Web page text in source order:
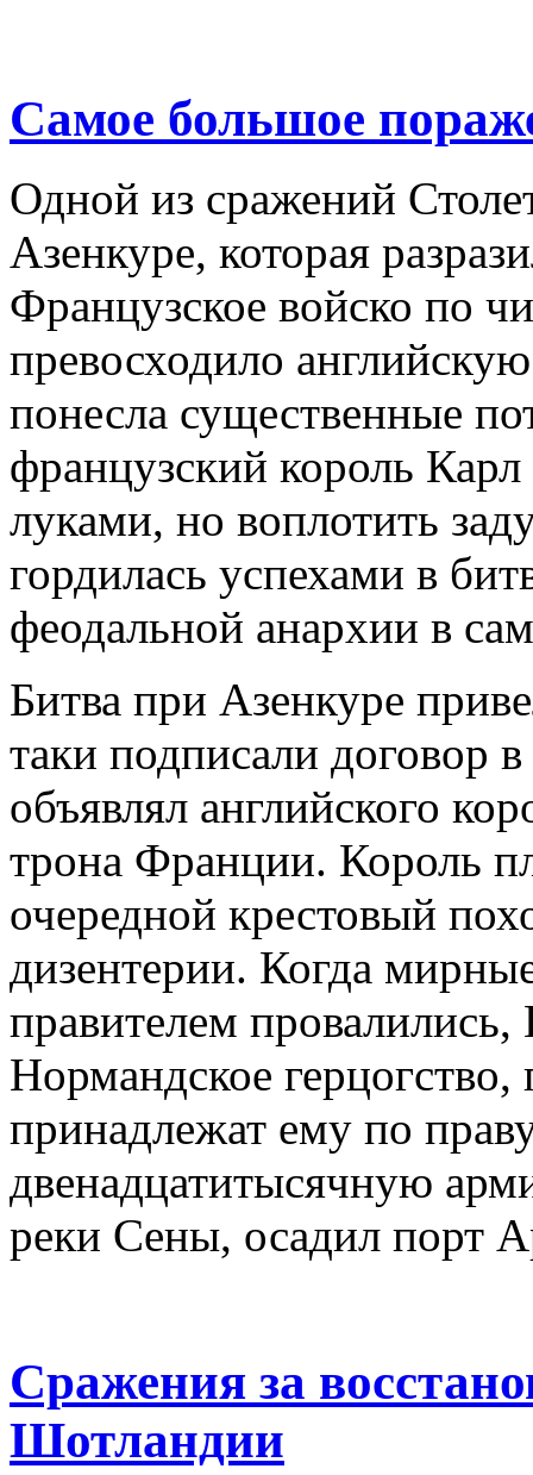
Самое большое
Одной из сражений
Азенкуре, которая
Французское войско по
превосходило
понесла существенные
французский король
луками, но воплотить
гордилась успехами в
феодальной анархии в
Битва при Азенкуре
таки подписали договор
объявлял английского
трона Франции. Король
очередной крестовый
дизентерии. Когда
правителем провалились,
Нормандское герцогство,
принадлежат ему по
двенадцатитысячную
реки Сены, осадил порт
Сражения за
Шотландии